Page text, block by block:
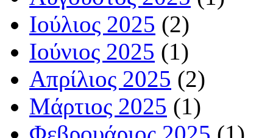
Ιούλιος 2025 (2)
Ιούνιος 2025 (1)
Απρίλιος 2025 (2)
Μάρτιος 2025 (1)